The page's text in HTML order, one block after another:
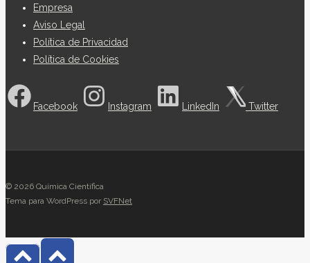
Empresa
Aviso Legal
Política de Privacidad
Política de Cookies
Facebook Instagram LinkedIn Twitter
© 2026 Química Científica
Tema para WordPress por SVFNet